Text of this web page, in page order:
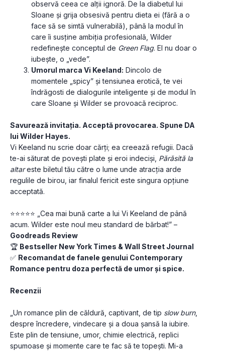
observă ceea ce alții ignoră. De la diabetul lui
Sloane și grija obsesivă pentru dieta ei (fără a o
face să se simtă vulnerabilă), până la modul în
care îi susține ambiția profesională, Wilder
redefinește conceptul de Green Flag. El nu doar o
iubește, o „vede”.
Umorul marca Vi Keeland: Dincolo de
momentele „spicy” și tensiunea erotică, te vei
îndrăgosti de dialogurile inteligente și de modul în
care Sloane și Wilder se provoacă reciproc.
Savurează invitația. Acceptă provocarea. Spune DA
lui Wilder Hayes.
Vi Keeland nu scrie doar cărți; ea creează refugii. Dacă
te-ai săturat de povești plate și eroi indeciși, Părăsită la
altar este biletul tău către o lume unde atracția arde
regulile de birou, iar finalul fericit este singura opțiune
acceptată.
⭐⭐⭐⭐⭐ „Cea mai bună carte a lui Vi Keeland de până
Goodreads Review
🏆 Bestseller New York Times & Wall Street Journal
✅ Recomandat de fanele genului Contemporary
Romance pentru doza perfectă de umor și spice.
Recenzii
„Un romance plin de căldură, captivant, de tip slow burn,
despre încredere, vindecare și a doua șansă la iubire.
Este plin de tensiune, umor, chimie electrică, replici
spumoase și momente care te fac să te topești. Mi-a